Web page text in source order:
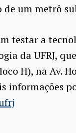
um metrô
testar a
da UFRJ,
H), na Av.
informações